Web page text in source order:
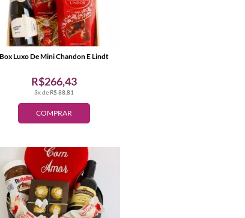
COMPRAR
3x de R$ 88,81
R$266,43
Box Luxo De Mini Chandon E Lindt